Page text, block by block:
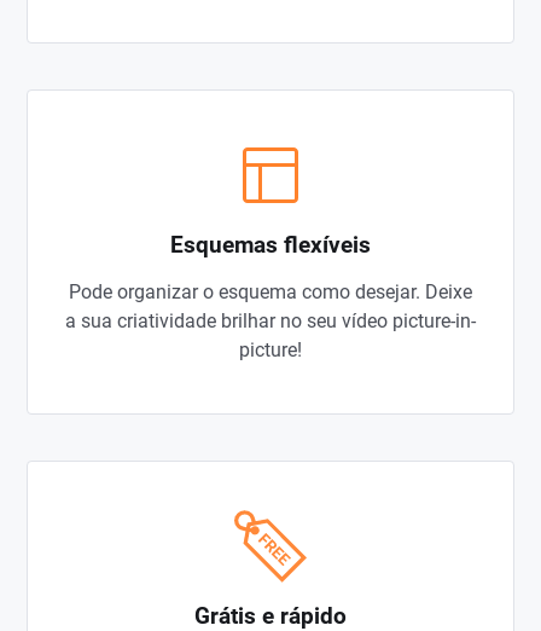
Esquemas flexíveis
Pode organizar o esquema como desejar. Deixe
a sua criatividade brilhar no seu vídeo picture-in-
picture!
Grátis e rápido